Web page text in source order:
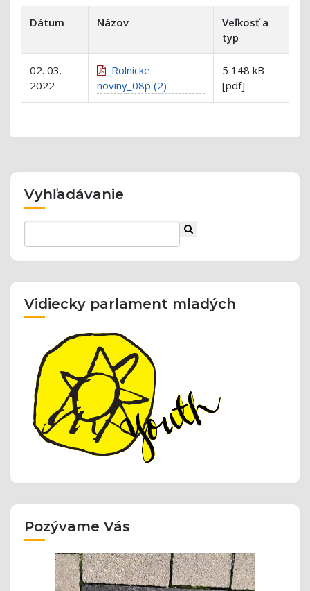
Dátum Názov
Veľkosť a
typ
02. 03.
2022
Rolnicke
noviny_08p (2)
5 148 kB
[pdf]
Vyhľadávanie
Vidiecky parlament mladých
Pozývame Vás